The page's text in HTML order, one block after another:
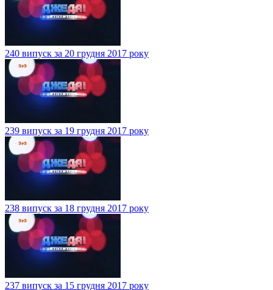
240 випуск за 20 грудня 2017 року
239 випуск за 19 грудня 2017 року
238 випуск за 18 грудня 2017 року
237 випуск за 15 грудня 2017 року